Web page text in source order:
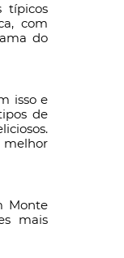
típicos
com
do
isso e
de
melhor
Monte
mais